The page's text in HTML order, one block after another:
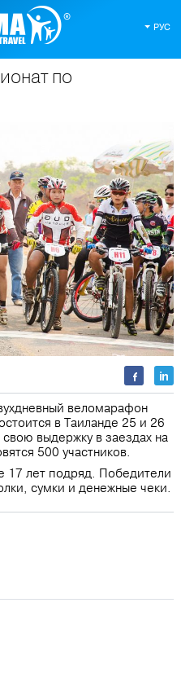
РУС
по
веломарафон
в Таиланде 25 и 26
выдержку в заездах на
500 участников.
17 лет подряд. Победители
сумки и денежные чеки.